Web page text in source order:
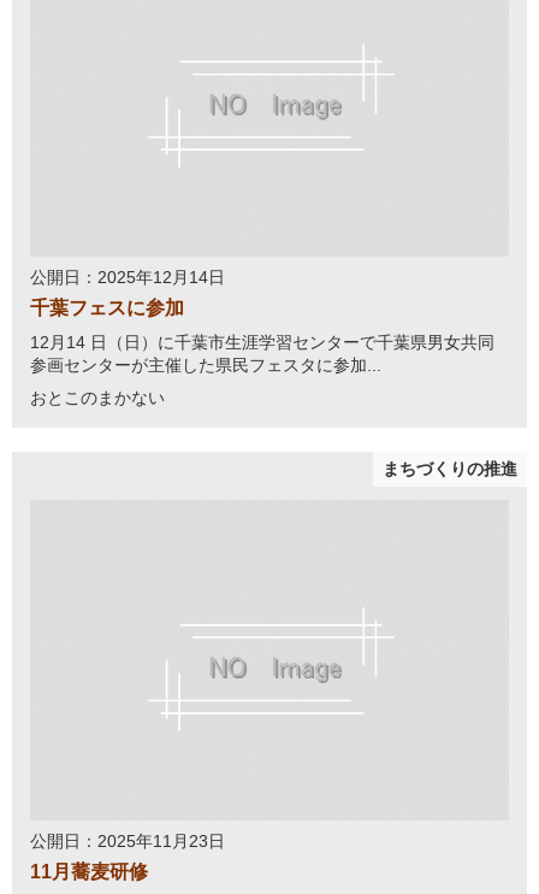
公開日：2025年12月14日
千葉フェスに参加
12月14 日（日）に千葉市生涯学習センターで千葉県男女共同
参画センターが主催した県民フェスタに参加...
おとこのまかない
まちづくりの推進
公開日：2025年11月23日
11月蕎麦研修